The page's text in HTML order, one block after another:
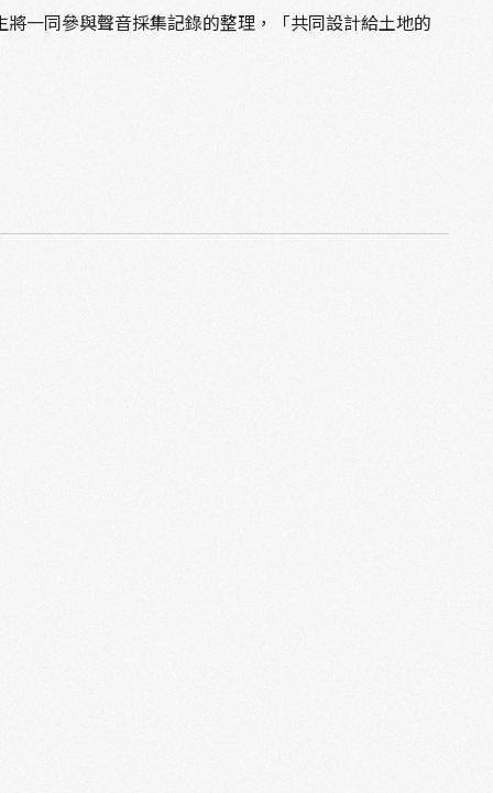
一同參與聲音採集記錄的整理，「共同設計給土地的